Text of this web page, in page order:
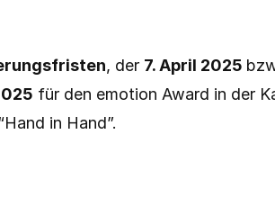
, der 7. April 2025
für den emotion Award in der
in Hand”.